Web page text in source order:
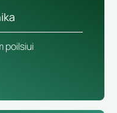
poilsiui